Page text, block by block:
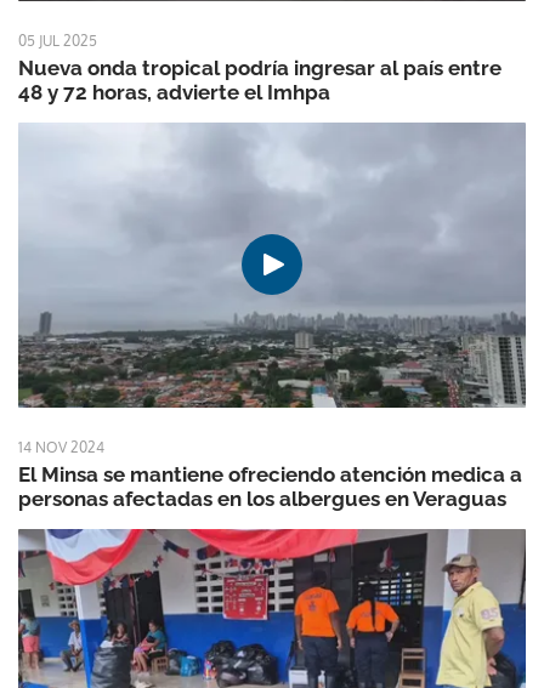
05 JUL 2025
Nueva onda tropical podría ingresar al país entre
48 y 72 horas, advierte el Imhpa
14 NOV 2024
El Minsa se mantiene ofreciendo atención medica a
personas afectadas en los albergues en Veraguas